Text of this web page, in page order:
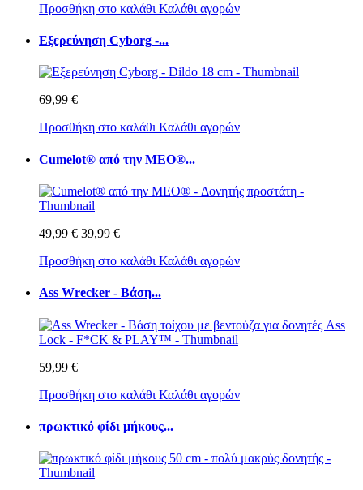
Προσθήκη στο καλάθι Καλάθι αγορών
Εξερεύνηση Cyborg -...
69,99 €
Προσθήκη στο καλάθι Καλάθι αγορών
Cumelot® από την MEO®...
49,99 € 39,99 €
Προσθήκη στο καλάθι Καλάθι αγορών
Ass Wrecker - Βάση...
59,99 €
Προσθήκη στο καλάθι Καλάθι αγορών
πρωκτικό φίδι μήκους...